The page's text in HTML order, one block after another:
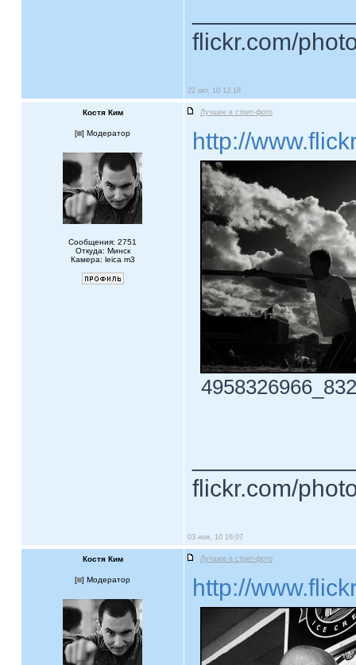
flickr.com/
22 окт, 10 12:18
Костя Ким Лучшее в стрит-фото
[ ] Модератор
Сообщения: 2751
Откуда: Минск
Камера: leica m3
http://
flickr.com/
03 ноя, 10 16:07
Костя Ким Лучшее в стрит-фото
[ ] Модератор http://